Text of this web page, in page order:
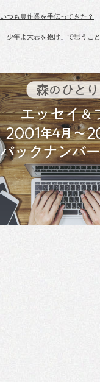
いつも農作業を手伝ってきた？
「少年よ大志を抱け」で思うこと